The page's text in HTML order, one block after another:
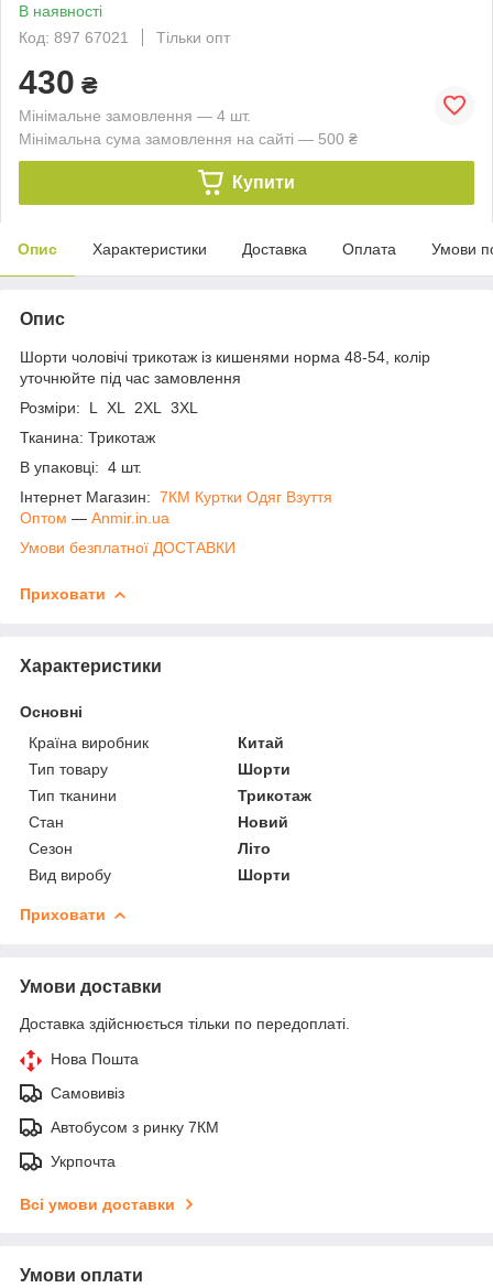
В наявності
Код: 897 67021
Тільки опт
430 ₴
Мінімальне замовлення — 4 шт.
Мінімальна сума замовлення на сайті — 500 ₴
Купити
Опис Характеристики Доставка Оплата Умови
Опис
Шорти чоловічі трикотаж із кишенями норма 48-54, колір
уточнюйте під час замовлення
Розміри: L XL 2XL 3XL
Тканина: Трикотаж
В упаковці: 4 шт.
Інтернет Магазин: 7КМ Куртки Одяг Взуття
Оптом ― Anmir.in.ua
Умови безплатної ДОСТАВКИ
Приховати
Характеристики
Основні
Країна виробник
Китай
Тип товару
Шорти
Тип тканини
Трикотаж
Стан
Новий
Сезон
Літо
Вид виробу
Шорти
Приховати
Умови доставки
Доставка здійснюється тільки по передоплаті.
Нова Пошта
Самовивіз
Автобусом з ринку 7КМ
Укрпочта
Всі умови доставки
Умови оплати